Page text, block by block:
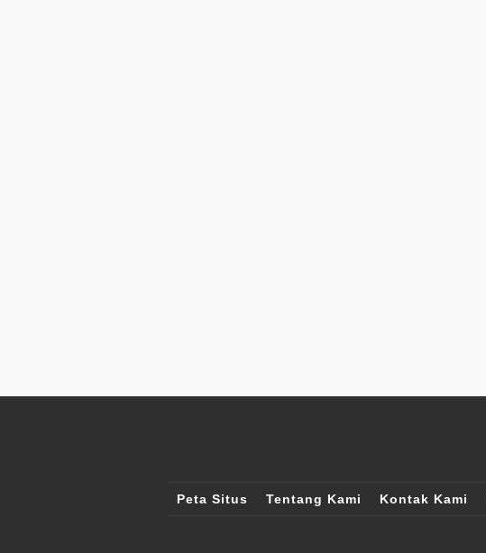
Peta Situs Tentang Kami Kontak Kami